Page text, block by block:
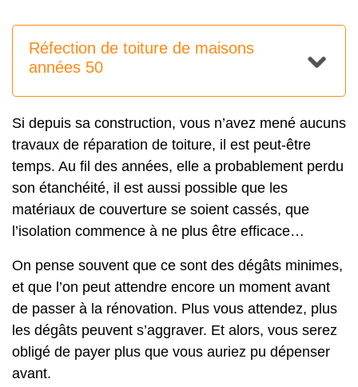
Réfection de toiture de maisons
années 50
Si depuis sa construction, vous n’avez mené aucuns
travaux de réparation de toiture, il est peut-être
temps. Au fil des années, elle a probablement perdu
son étanchéité, il est aussi possible que les
matériaux de couverture se soient cassés, que
l’isolation commence à ne plus être efficace…
On pense souvent que ce sont des dégâts minimes,
et que l’on peut attendre encore un moment avant
de passer à la rénovation. Plus vous attendez, plus
les dégâts peuvent s’aggraver. Et alors, vous serez
obligé de payer plus que vous auriez pu dépenser
avant.